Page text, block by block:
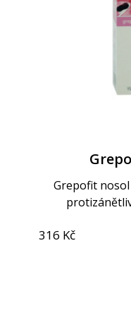
Grepofit
316 Kč